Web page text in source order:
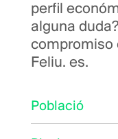
perfil
alguna
compromiso
Feliu. es.
Població